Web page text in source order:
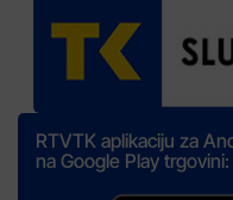
RTVTK aplikaciju za
na Google Play trgovini: